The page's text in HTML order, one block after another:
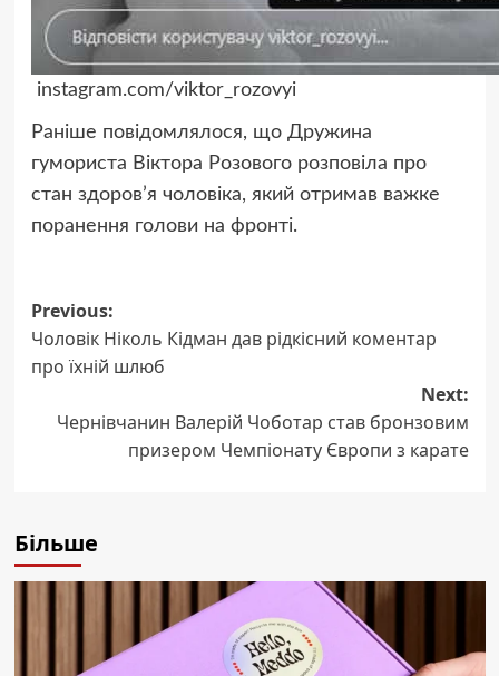
instagram.com/viktor_rozovyi
Раніше повідомлялося, що Дружина
гумориста Віктора Розового розповіла про
стан здоров’я чоловіка, який отримав важке
поранення голови на фронті.
Post
navigation
Previous:
Чоловік Ніколь Кідман дав рідкісний коментар
про їхній шлюб
Next:
Чернівчанин Валерій Чоботар став бронзовим
призером Чемпіонату Європи з карате
Більше